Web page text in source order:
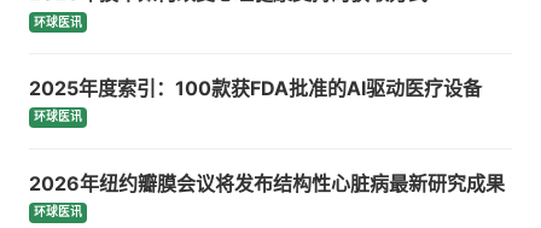
环球医讯
2025年度索引：100款获FDA批准的AI驱动医疗设备
环球医讯
2026年纽约瓣膜会议将发布结构性心脏病最新研究成果
环球医讯